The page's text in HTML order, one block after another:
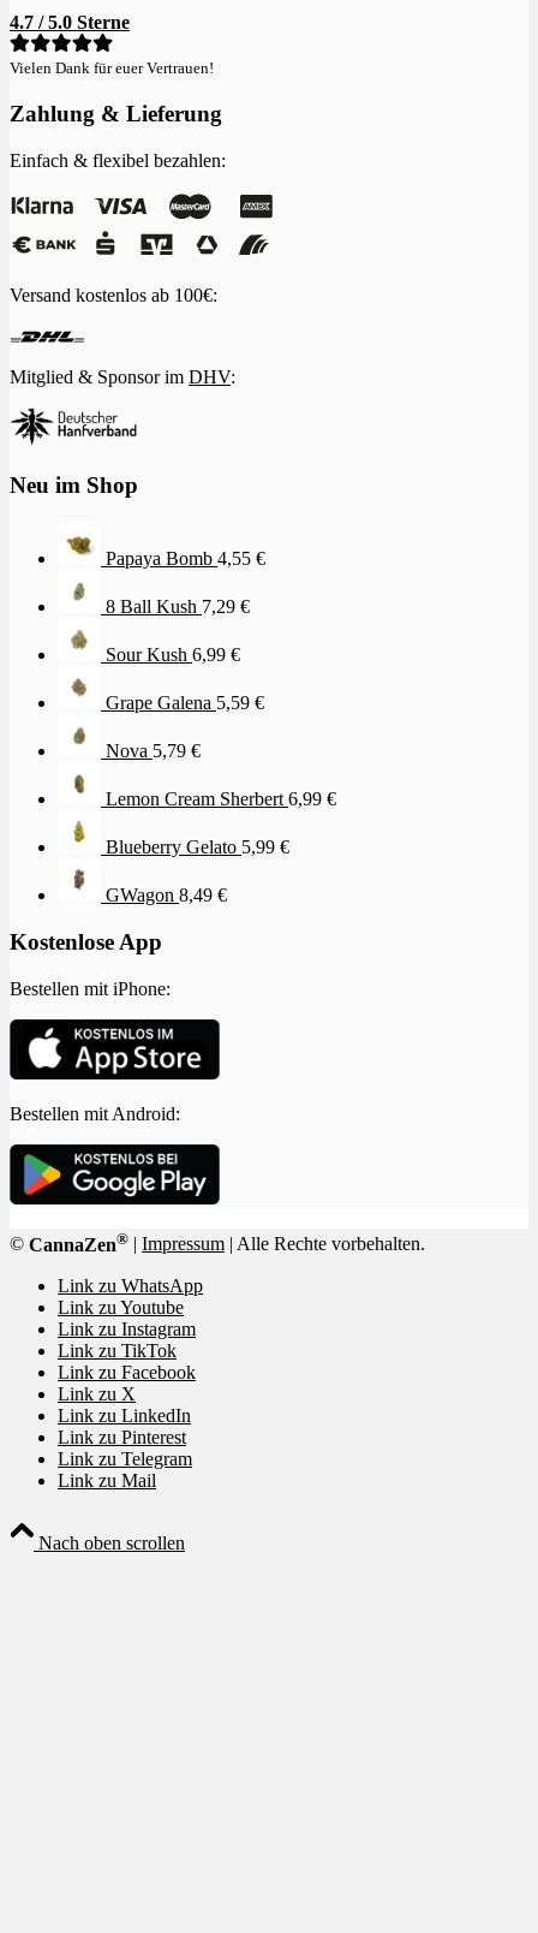
4.7 / 5.0 Sterne
Vielen Dank für euer Vertrauen!
Zahlung & Lieferung
Einfach & flexibel bezahlen:
Versand kostenlos ab 100€:
Mitglied & Sponsor im DHV:
Neu im Shop
Papaya Bomb 4,55 €
8 Ball Kush 7,29 €
Sour Kush 6,99 €
Grape Galena 5,59 €
Nova 5,79 €
Lemon Cream Sherbert 6,99 €
Blueberry Gelato 5,99 €
GWagon 8,49 €
Kostenlose App
Bestellen mit iPhone:
Bestellen mit Android:
© CannaZen® Impressum | Alle Rechte vorbehalten.
Link zu WhatsApp
Link zu Youtube
Link zu Instagram
Link zu TikTok
Link zu Facebook
Link zu X
Link zu LinkedIn
Link zu Pinterest
Link zu Telegram
Link zu Mail
Nach oben scrollen